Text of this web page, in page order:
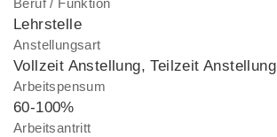
Beruf / Funktion
Lehrstelle
Anstellungsart
Vollzeit Anstellung, Teilzeit Anstellung
Arbeitspensum
60-100%
Arbeitsantritt